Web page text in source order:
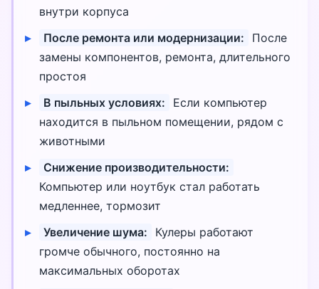
внутри корпуса
После ремонта или модернизации:
После
замены компонентов, ремонта, длительного
простоя
В пыльных условиях:
Если компьютер
находится в пыльном помещении, рядом с
животными
Снижение производительности:
Компьютер или ноутбук стал работать
медленнее, тормозит
Увеличение шума:
Кулеры работают
громче обычного, постоянно на
максимальных оборотах